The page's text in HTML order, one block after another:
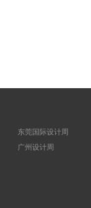
东莞国际设计周
广州设计周